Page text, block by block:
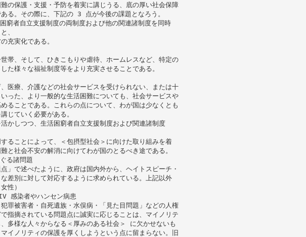
の保護・支援・予防を着実に講じうる、底の厚い社会保障
る。その際に、下記の 3 点が今後の課題となろう。
窮者自立支援制度の両制度および他の関連諸制度を同時
、
充実化である。
帯、そして、ひきこもりや虐待、ホームレスなど、特定の
た様々な福祉制度等をより充実させることである。
医療、介護などの社会サービスを受けられない、または十
った、より一般的な生活困難についても、社会サービスや
ることである。これらの点について、わが国は少なくとも
じていく必要がある。
かしつつ、生活困窮者自立支援制度および関連諸制度
ることによって、＜包摂型社会＞に向けた取り組みを着
と社会不安の解消に向けてわが国のとるべき途である。
る諸問題
」で述べたように、政府は国内外から、ヘイトスピーチ・
差別に対して対応するように求められている。上記以外
性）
感染者やハンセン病患
罪被害者・自死遺族・水俣病・「見た目問題」などの人権
指摘されている問題点に誠実に応じることは、マイノリテ
多様な人々からなる＜厚みのある社会＞ に欠かせないも
イノリティの保護を厚くしようという点に留まらない。旧